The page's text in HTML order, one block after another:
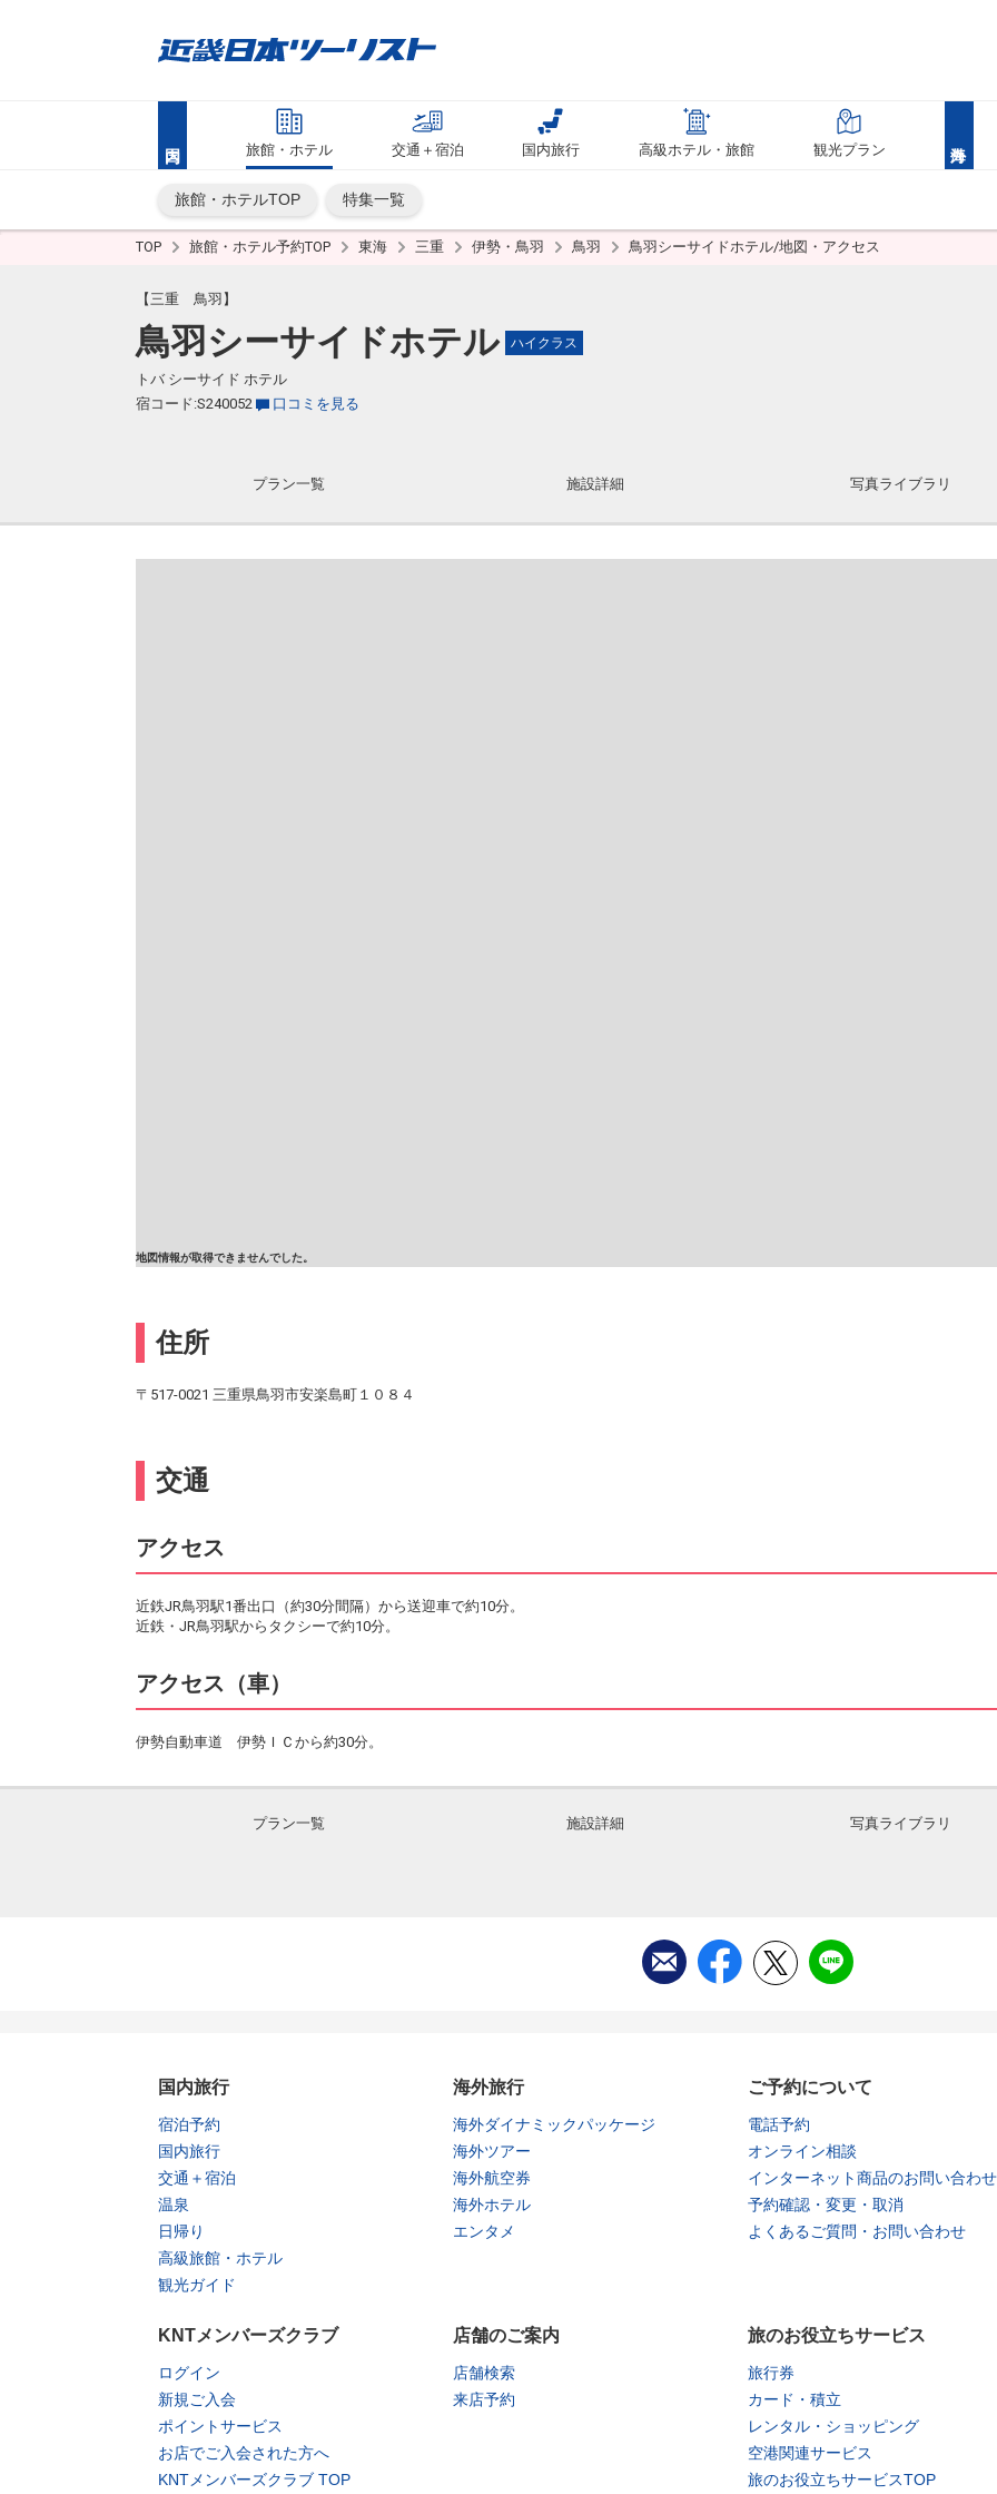
旅館・ホテル 交通＋宿泊 国内旅行 高級ホテル・旅館 観光プラン
旅館・ホテルTOP 特集一覧
TOP 旅館・ホテル予約TOP 東海 三重 伊勢・鳥羽 鳥羽 鳥羽シーサイドホテル/地図・アクセス
【三重 鳥羽】
鳥羽シーサイドホテル ハイクラス
トバ シーサイド ホテル
宿コード:S240052
口コミを見る
プラン一覧 施設詳細 写真ライブラリ
地図情報が取得できませんでした。
住所
〒517-0021 三重県鳥羽市安楽島町１０８４
交通
アクセス
近鉄JR鳥羽駅1番出口（約30分間隔）から送迎車で約10分。
近鉄・JR鳥羽駅からタクシーで約10分。
アクセス（車）
伊勢自動車道 伊勢ＩＣから約30分。
プラン一覧 施設詳細 写真ライブラリ
国内旅行
宿泊予約
国内旅行
交通＋宿泊
温泉
日帰り
高級旅館・ホテル
観光ガイド
海外旅行
海外ダイナミックパッケージ
海外ツアー
海外航空券
海外ホテル
エンタメ
ご予約について
電話予約
オンライン相談
インターネット商品のお問い合わせ
予約確認・変更・取消
よくあるご質問・お問い合わせ
KNTメンバーズクラブ
ログイン
新規ご入会
ポイントサービス
お店でご入会された方へ
KNTメンバーズクラブ TOP
店舗のご案内
店舗検索
来店予約
旅のお役立ちサービス
旅行券
カード・積立
レンタル・ショッピング
空港関連サービス
旅のお役立ちサービスTOP